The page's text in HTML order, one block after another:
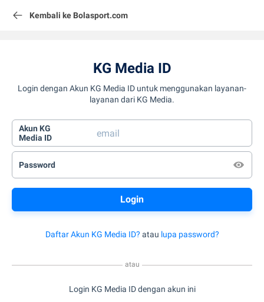
Kembali ke Bolasport.com
KG Media ID
Login dengan Akun KG Media ID untuk menggunakan layanan-
layanan dari KG Media.
Akun KG
Media ID
Password
Daftar Akun KG Media ID? atau lupa password?
atau
Login KG Media ID dengan akun ini